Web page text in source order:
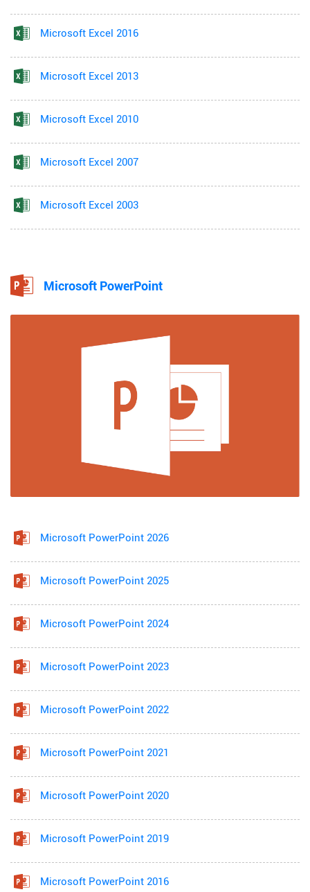
Microsoft Excel 2016
Microsoft Excel 2013
Microsoft Excel 2010
Microsoft Excel 2007
Microsoft Excel 2003
Microsoft PowerPoint
Microsoft PowerPoint 2026
Microsoft PowerPoint 2025
Microsoft PowerPoint 2024
Microsoft PowerPoint 2023
Microsoft PowerPoint 2022
Microsoft PowerPoint 2021
Microsoft PowerPoint 2020
Microsoft PowerPoint 2019
Microsoft PowerPoint 2016